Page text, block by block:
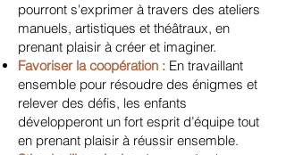
pourront s'exprimer à travers des ateliers
manuels, artistiques et théâtraux, en
prenant plaisir à créer et imaginer.
Favoriser la coopération : En travaillant
ensemble pour résoudre des énigmes et
relever des défis, les enfants
développeront un fort esprit d’équipe tout
en prenant plaisir à réussir ensemble.